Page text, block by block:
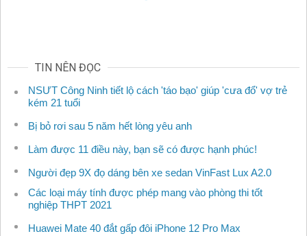
TIN NÊN ĐỌC
NSƯT Công Ninh tiết lộ cách 'táo bạo' giúp 'cưa đổ' vợ trẻ
kém 21 tuổi
Bị bỏ rơi sau 5 năm hết lòng yêu anh
Làm được 11 điều này, bạn sẽ có được hạnh phúc!
Người đẹp 9X đọ dáng bên xe sedan VinFast Lux A2.0
Các loại máy tính được phép mang vào phòng thi tốt
nghiệp THPT 2021
Huawei Mate 40 đắt gấp đôi iPhone 12 Pro Max